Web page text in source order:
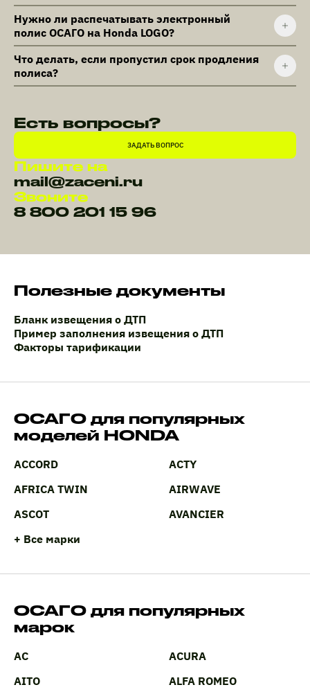
Нужно ли распечатывать электронный
полис ОСАГО на Honda LOGO?
Что делать, если пропустил срок продления
полиса?
Есть вопросы?
ЗАДАТЬ ВОПРОС
Пишите на
mail@zaceni.ru
Звоните
8 800 201 15 96
Полезные документы
Бланк извещения о ДТП
Пример заполнения извещения о ДТП
Факторы тарификации
ОСАГО для популярных
моделей HONDA
ACCORD
ACTY
AFRICA TWIN
AIRWAVE
ASCOT
AVANCIER
+ Все марки
ОСАГО для популярных
марок
AC
ACURA
AITO
ALFA ROMEO